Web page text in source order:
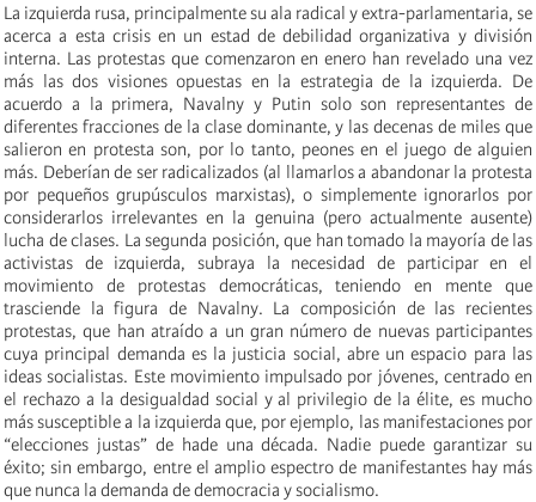
La izquierda rusa, principalmente su ala radical y extra-parlamentaria, se
acerca a esta crisis en un estad de debilidad organizativa y división
interna. Las protestas que comenzaron en enero han revelado una vez
más las dos visiones opuestas en la estrategia de la izquierda. De
acuerdo a la primera, Navalny y Putin solo son representantes de
diferentes fracciones de la clase dominante, y las decenas de miles que
salieron en protesta son, por lo tanto, peones en el juego de alguien
más. Deberían de ser radicalizados (al llamarlos a abandonar la protesta
por pequeños grupúsculos marxistas), o simplemente ignorarlos por
considerarlos irrelevantes en la genuina (pero actualmente ausente)
lucha de clases. La segunda posición, que han tomado la mayoría de las
activistas de izquierda, subraya la necesidad de participar en el
movimiento de protestas democráticas, teniendo en mente que
trasciende la figura de Navalny. La composición de las recientes
protestas, que han atraído a un gran número de nuevas participantes
cuya principal demanda es la justicia social, abre un espacio para las
ideas socialistas. Este movimiento impulsado por jóvenes, centrado en
el rechazo a la desigualdad social y al privilegio de la élite, es mucho
más susceptible a la izquierda que, por ejemplo, las manifestaciones por
“elecciones justas” de hade una década. Nadie puede garantizar su
éxito; sin embargo, entre el amplio espectro de manifestantes hay más
que nunca la demanda de democracia y socialismo.